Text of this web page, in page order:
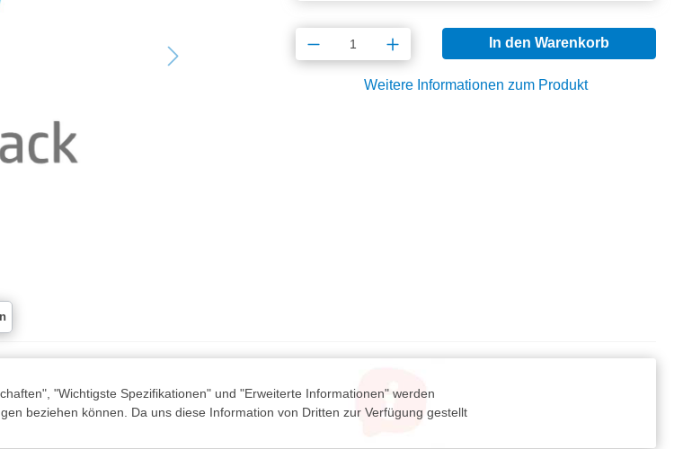
Produkt Anzahl: Gib den gewünschten
In den Warenkorb
Weitere Informationen zum Produkt
"Wichtigste Spezifikationen" und "Erweiterte Informationen" werden
beziehen können. Da uns diese Information von Dritten zur Verfügung gestellt